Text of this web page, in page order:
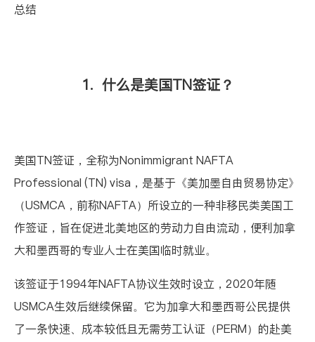
总结
1. 什么是美国TN签证？
美国TN签证，全称为Nonimmigrant NAFTA
Professional (TN) visa ，是基于《美加墨自由贸易协定》
（USMCA ，前称NAFTA）所设立的一种非移民类美国工
作签证，旨在促进北美地区的劳动力自由流动，便利加拿
大和墨西哥的专业人士在美国临时就业。
该签证于1994年NAFTA协议生效时设立，2020年随
USMCA生效后继续保留。它为加拿大和墨西哥公民提供
了一条快速、成本较低且无需劳工认证（PERM）的赴美